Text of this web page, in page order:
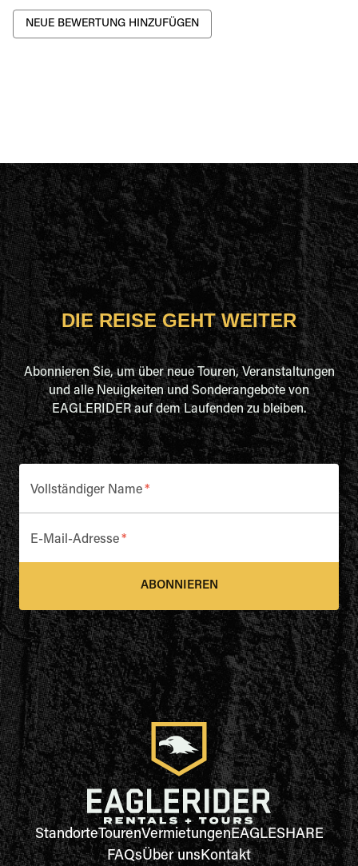
NEUE BEWERTUNG HINZUFÜGEN
DIE REISE GEHT WEITER
Abonnieren Sie, um über neue Touren, Veranstaltungen
und alle Neuigkeiten und Sonderangebote von
EAGLERIDER auf dem Laufenden zu bleiben.
Vollständiger Name*
E-Mail-Adresse*
ABONNIEREN
StandorteTourenVermietungenEAGLESHARE
FAQsÜber unsKontakt